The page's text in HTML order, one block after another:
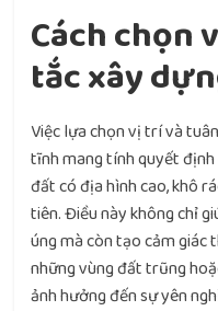
Cách chọn
tắc xây
Việc lựa chọn vị trí và
tĩnh mang tính quyết
đất có địa hình cao, khô
tiên. Điều này không chỉ
úng mà còn tạo cảm giác
những vùng đất trũng
ảnh hưởng đến sự yên